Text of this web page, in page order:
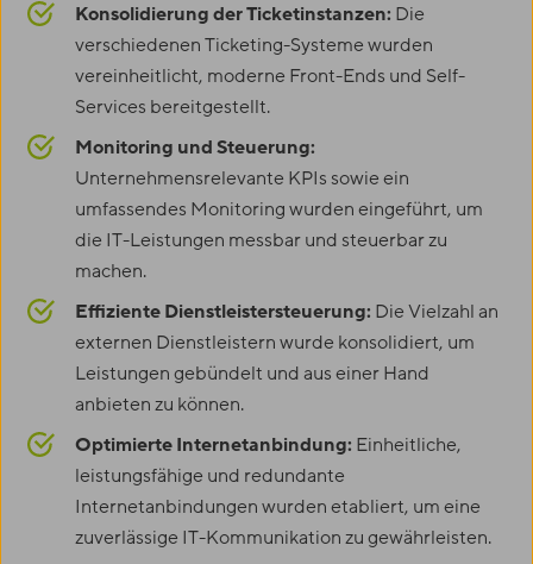
Konsolidierung der Ticketinstanzen: Die
verschiedenen Ticketing-Systeme wurden
vereinheitlicht, moderne Front-Ends und Self-
Services bereitgestellt.
Monitoring und Steuerung:
Unternehmensrelevante KPIs sowie ein
umfassendes Monitoring wurden eingeführt, um
die IT-Leistungen messbar und steuerbar zu
machen.
Effiziente Dienstleistersteuerung: Die Vielzahl an
externen Dienstleistern wurde konsolidiert, um
Leistungen gebündelt und aus einer Hand
anbieten zu können.
Optimierte Internetanbindung: Einheitliche,
leistungsfähige und redundante
Internetanbindungen wurden etabliert, um eine
zuverlässige IT-Kommunikation zu gewährleisten.